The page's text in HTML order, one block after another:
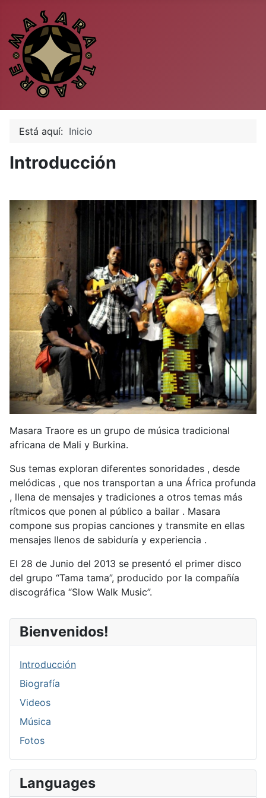
Está aquí: Inicio
Introducción
Masara Traore es un grupo de música tradicional
africana de Mali y Burkina.
Sus temas exploran diferentes sonoridades , desde
melódicas , que nos transportan a una África profunda
, llena de mensajes y tradiciones a otros temas más
rítmicos que ponen al público a bailar . Masara
compone sus propias canciones y transmite en ellas
mensajes llenos de sabiduría y experiencia .
El 28 de Junio del 2013 se presentó el primer disco
del grupo “Tama tama”, producido por la compañía
discográfica “Slow Walk Music”.
Bienvenidos!
Introducción
Biografía
Videos
Música
Fotos
Languages